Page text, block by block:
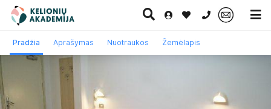
0 700 11007
Paskutinė
minutė
Pažintinės
kelionės
Pradžia Aprašymas Nuotraukos Žemėlapis